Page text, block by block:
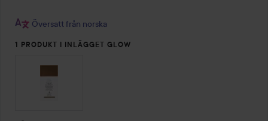
Översatt från norska
1 PRODUKT I INLÄGGET GLOW